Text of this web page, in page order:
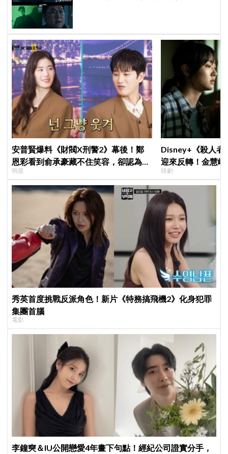
安普賢爆料《財閥X刑警2》幕後！鄭
恩彩看到俞承豪藏不住笑容，卻認為安
普賢只是「搞笑男」
明星
Disney+《殺人者
迎來反轉！金慧
「叔叔李棟旭」
韓劇
秀英首度挑戰反派角色！新片《特務搞飛機2》化身犯罪
集團首腦
電影
李鐘奭＆IU公開戀愛4年畫下句點！經紀公司證實分手，